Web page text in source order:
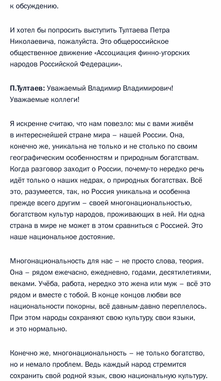
к обсуждению.
И хотел бы попросить выступить Тултаева Петра
Николаевича, пожалуйста. Это общероссийское
общественное движение «Ассоциация финно-угорских
народов Российской Федерации».
П.Тултаев: Уважаемый Владимир Владимирович!
Уважаемые коллеги!
Я искренне считаю, что нам повезло: мы с вами живём
в интереснейшей стране мира – нашей России. Она,
конечно же, уникальна не только и не столько по своим
географическим особенностям и природным богатствам.
Когда разговор заходит о России, почему‑то нередко речь
идёт только о наших недрах, о природных богатствах. Всё
это, разумеется, так, но Россия уникальна и особенна
прежде всего другим – своей многонациональностью,
богатством культур народов, проживающих в ней. Ни одна
страна в мире не может в этом сравниться с Россией. Это
наше национальное достояние.
Многонациональность для нас – не просто слова, теория.
Она – рядом ежечасно, ежедневно, годами, десятилетиями,
веками. Учёба, работа, нередко это жена или муж – всё это
рядом и вместе с тобой. В конце концов любви все
национальности покорны, всё давным-давно переплелось.
При этом народы сохраняют свою культуру, свои языки,
и это нормально.
Конечно же, многонациональность – не только богатство,
но и немало проблем. Ведь каждый народ стремится
сохранить свой родной язык, свою национальную культуру.